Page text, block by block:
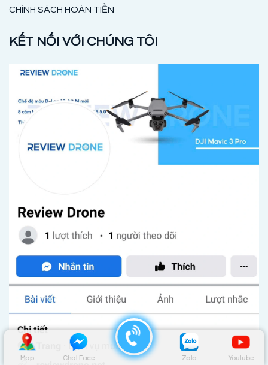
Map Chat Face Zalo Youtube
CHÍNH SÁCH HOÀN TIỀN
KẾT NỐI VỚI CHÚNG TÔI